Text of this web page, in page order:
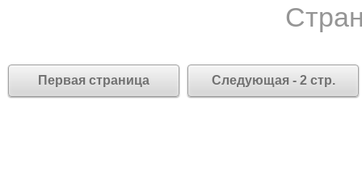
Первая страница Следующая - 2 стр.